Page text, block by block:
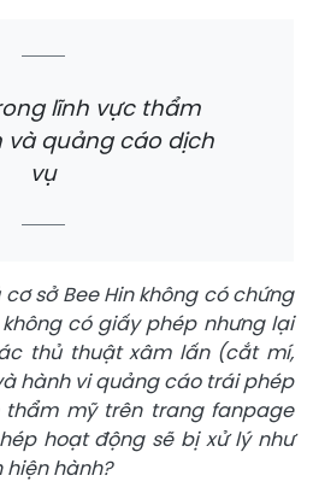
lĩnh vực thẩm
và quảng cáo dịch
vụ
sở Bee Hin không có chứng
có giấy phép nhưng lại
thủ thuật xâm lấn (cắt mí,
hành vi quảng cáo trái phép
mỹ trên trang fanpage
hoạt động sẽ bị xử lý như
hành?